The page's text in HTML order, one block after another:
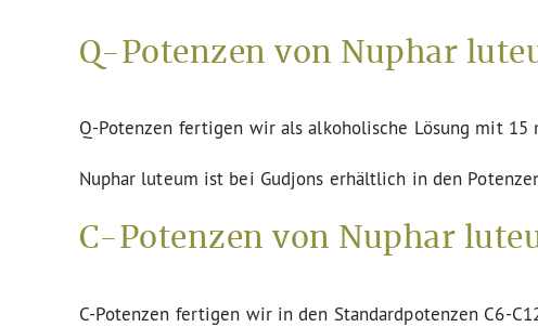
Q-Potenzen von Nuphar
Q-Potenzen fertigen wir als alkoholische Lösung mit 15
Nuphar luteum ist bei Gudjons erhältlich in den
C-Potenzen von Nuphar
C-Potenzen fertigen wir in den Standardpotenzen C6-